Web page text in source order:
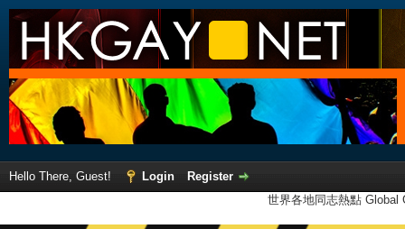
Hello There, Guest! Login
Register
世界各地同志熱點